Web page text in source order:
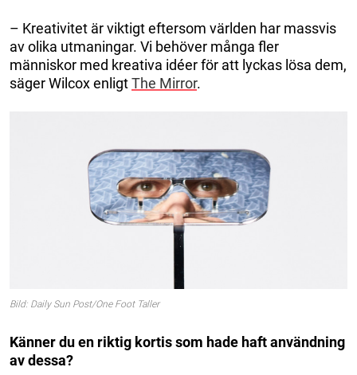
– Kreativitet är viktigt eftersom världen har massvis
av olika utmaningar. Vi behöver många fler
människor med kreativa idéer för att lyckas lösa dem,
säger Wilcox enligtThe Mirror.
Bild: Daily Sun Post/One Foot Taller
Känner du en riktig kortis som hade haft användning
av dessa?